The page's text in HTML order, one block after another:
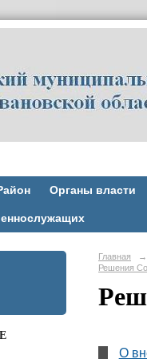
Органы власти
Главная
→
Решения
О